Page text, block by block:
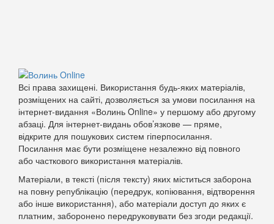
Всі права захищені. Використання будь-яких матеріалів,
розміщених на сайті, дозволяється за умови посилання на
інтернет-видання «Волинь Online» у першому або другому
абзаці. Для інтернет-видань обов’язкове — пряме,
відкрите для пошукових систем гіперпосилання.
Посилання має бути розміщене незалежно від повного
або часткового використання матеріалів.
Матеріали, в тексті (після тексту) яких міститься заборона
на повну републікацію (передрук, копіювання, відтворення
або інше використання), або матеріали доступ до яких є
платним, заборонено передруковувати без згоди редакції.